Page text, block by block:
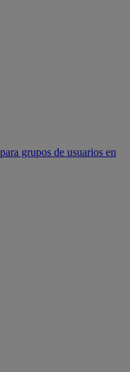
grupos de usuarios en